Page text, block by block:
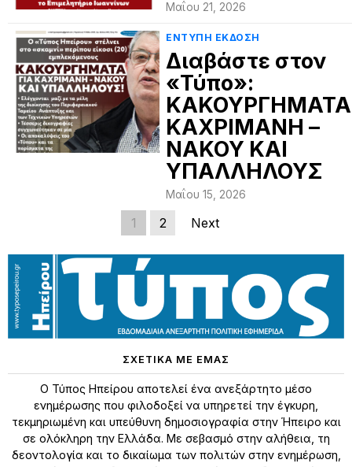
Μαΐου 21, 2026
ΕΝΤΥΠΗ ΕΚΔΟΣΗ
Διαβάστε στον
«Τύπο»:
ΚΑΚΟΥΡΓΗΜΑΤΑ
ΚΑΧΡΙΜΑΝΗ –
ΝΑΚΟΥ ΚΑΙ
ΥΠΑΛΛΗΛΟΥΣ
Μαΐου 15, 2026
1 2 Next
ΣΧΕΤΙΚΑ ΜΕ ΕΜΑΣ
Ο Τύπος Ηπείρου αποτελεί ένα ανεξάρτητο μέσο
ενημέρωσης που φιλοδοξεί να υπηρετεί την έγκυρη,
τεκμηριωμένη και υπεύθυνη δημοσιογραφία στην Ήπειρο και
σε ολόκληρη την Ελλάδα. Με σεβασμό στην αλήθεια, τη
δεοντολογία και το δικαίωμα των πολιτών στην ενημέρωση,